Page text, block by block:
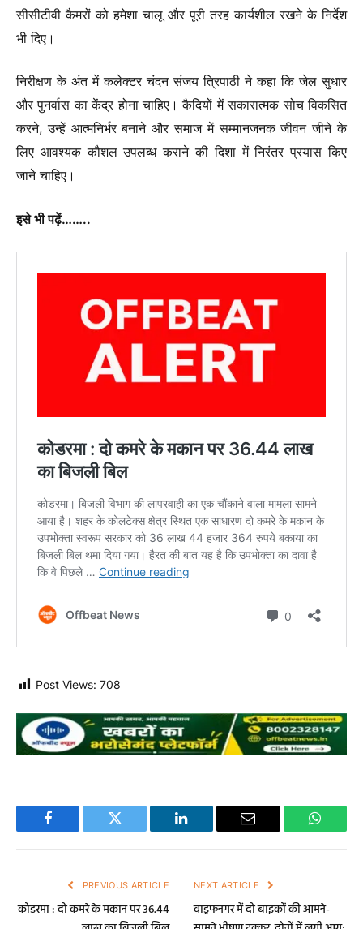
सीसीटीवी कैमरों को हमेशा चालू और पूरी तरह कार्यशील रखने के निर्देश
भी दिए।
निरीक्षण के अंत में कलेक्टर चंदन संजय त्रिपाठी ने कहा कि जेल सुधार
और पुनर्वास का केंद्र होना चाहिए। कैदियों में सकारात्मक सोच विकसित
करने, उन्हें आत्मनिर्भर बनाने और समाज में सम्मानजनक जीवन जीने के
लिए आवश्यक कौशल उपलब्ध कराने की दिशा में निरंतर प्रयास किए
जाने चाहिए।
इसे भी पढ़ें……..
Post Views: 708
Facebook Twitter LinkedIn Email
PREVIOUS ARTICLE
कोडरमा : दो कमरे के मकान पर 36.44
NEXT ARTICLE
वाड्रफनगर में दो बाइकों की आमने-